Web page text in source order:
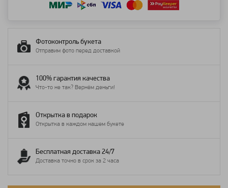
Фотоконтроль букета
Отправим фото перед доставкой
100% гарантия качества
Что-то не так? Вернём деньги!
Открытка в подарок
Открытка в каждом нашем букете
Бесплатная доставка 24/7
Доставка точно в срок за 2 часа